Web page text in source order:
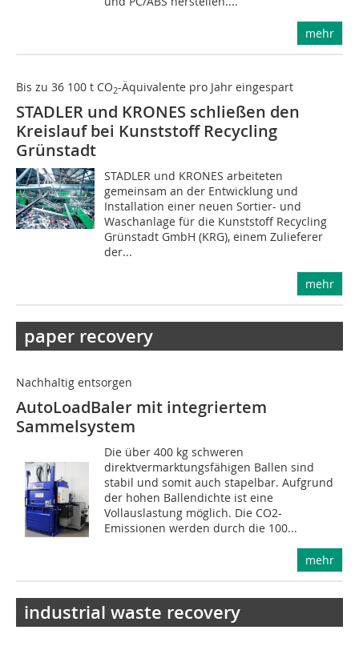
mehr
Bis zu 36 100 t CO2-Äquivalente pro Jahr eingespart
STADLER und KRONES schließen den
Kreislauf bei Kunststoff Recycling
Grünstadt
STADLER und KRONES arbeiteten
gemeinsam an der Entwicklung und
Installation einer neuen Sortier- und
Waschanlage für die Kunststoff Recycling
Grünstadt GmbH (KRG), einem Zulieferer
der...
mehr
paper recovery
Nachhaltig entsorgen
AutoLoadBaler mit integriertem
Sammelsystem
Die über 400 kg schweren
direktvermarktungsfähigen Ballen sind
stabil und somit auch stapelbar. Aufgrund
der hohen Ballendichte ist eine
Vollauslastung möglich. Die CO2-
Emissionen werden durch die 100...
mehr
industrial waste recovery